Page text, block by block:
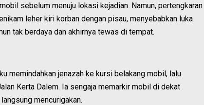
sebelum menuju lokasi kejadian. Namun, pertengkaran
leher kiri korban dengan pisau, menyebabkan luka
tak berdaya dan akhirnya tewas di tempat.
memindahkan jenazah ke kursi belakang mobil, lalu
Kerta Dalem. Ia sengaja memarkir mobil di dekat
mencurigakan.